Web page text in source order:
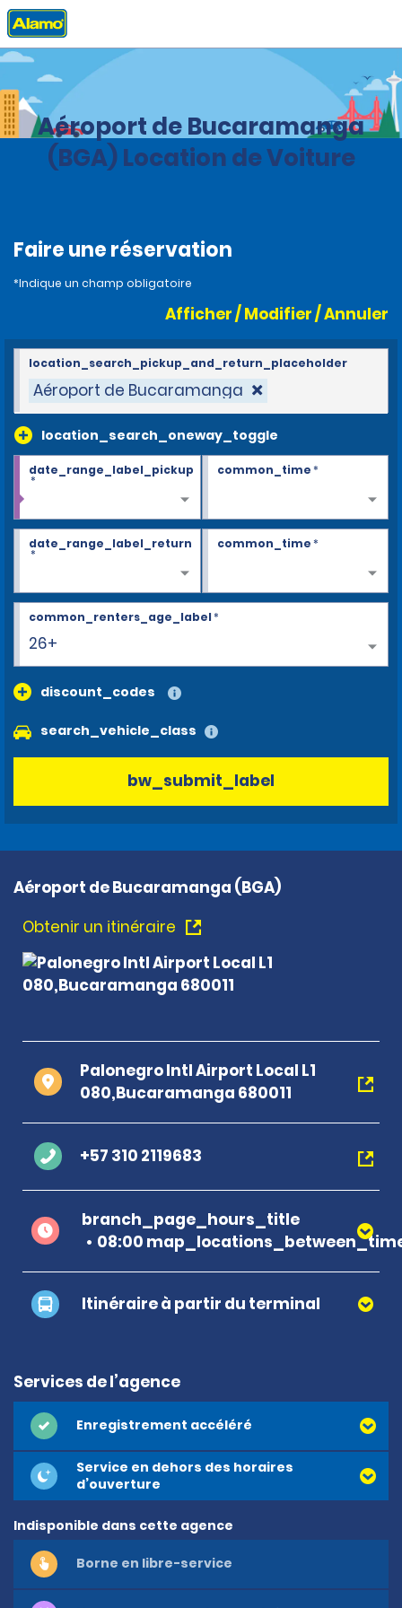
Accueil Agences
Aéroport de Bucaramanga
(BGA) Location de Voiture
Faire une réservation
*Indique un champ obligatoire
Afficher / Modifier / Annuler
Aéroport de Bucaramanga
location_search_oneway_toggle
location_search_pickup_and_return_placeholder
date_range_label_pickup
*
common_time*
date_range_label_return
*
common_time*
26+
common_renters_age_label*
discount_codes
search_vehicle_class
bw_submit_label
Aéroport de Bucaramanga (BGA)
Obtenir un itinéraire
Palonegro Intl Airport Local L1
080,Bucaramanga 680011
+57 310 2119683
branch_page_hours_title
08:00
Itinéraire à partir du terminal
Services de l’agence
Enregistrement accéléré
Service en dehors des horaires
d’ouverture
Indisponible dans cette agence
Borne en libre-service